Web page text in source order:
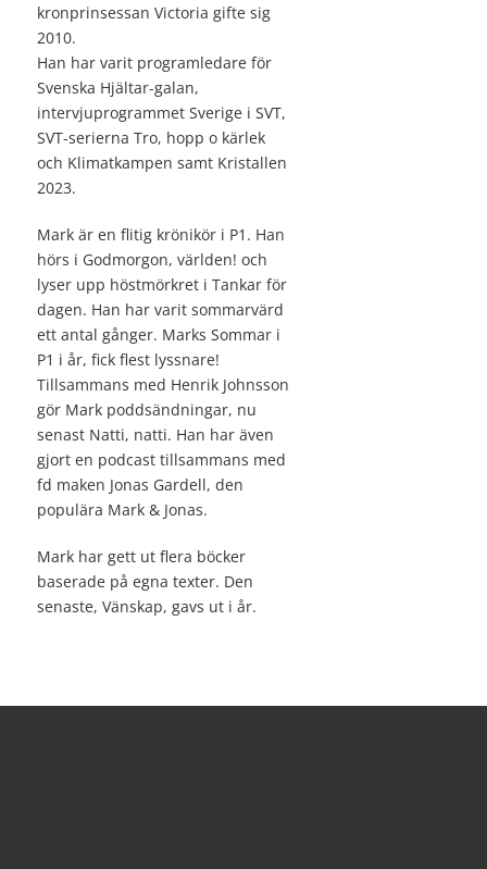
kronprinsessan Victoria gifte sig
2010.
Han har varit programledare för
Svenska Hjältar-galan,
intervjuprogrammet Sverige i SVT,
SVT-serierna Tro, hopp o kärlek
och Klimatkampen samt Kristallen
2023.
Mark är en flitig krönikör i P1. Han
hörs i Godmorgon, världen! och
lyser upp höstmörkret i Tankar för
dagen. Han har varit sommarvärd
ett antal gånger. Marks Sommar i
P1 i år, fick flest lyssnare!
Tillsammans med Henrik Johnsson
gör Mark poddsändningar, nu
senast Natti, natti. Han har även
gjort en podcast tillsammans med
fd maken Jonas Gardell, den
populära Mark & Jonas.
Mark har gett ut flera böcker
baserade på egna texter. Den
senaste, Vänskap, gavs ut i år.